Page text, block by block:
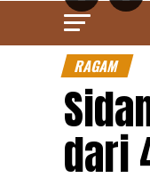
RAGAM
dari